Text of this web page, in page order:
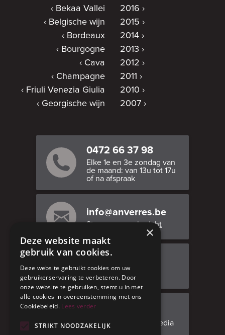
Bekaa Vallei
Belgische wijn
Bordeaux
Bourgogne
Cava
Champagne
Friuli Venezia Giulia
Georgische wijn
2016
2015
2014
2013
2012
2011
2010
2007
0472 66 37 98
Elke 1e en 3e zondag van
de maand: van 13u tot 17u
of na afspraak
info@anverres.be
Stuur ons een bericht
Adresgegevens
Facebook
Volg ons op social media
×
Deze website maakt
gebruik van cookies.
Deze website gebruikt cookies om uw
gebruikerservaring te verbeteren. Door
onze website te gebruiken, stemt u in met
alle cookies in overeenstemming met ons
Cookiebeleid. Lees verder
STRIKT NOODZAKELIJK